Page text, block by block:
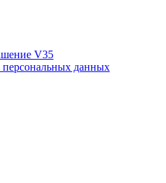
V35
персональных данных